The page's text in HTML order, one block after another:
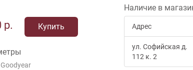
р. Купить
Наличие в
Адрес
ул. Софийская д.
112 к. 2